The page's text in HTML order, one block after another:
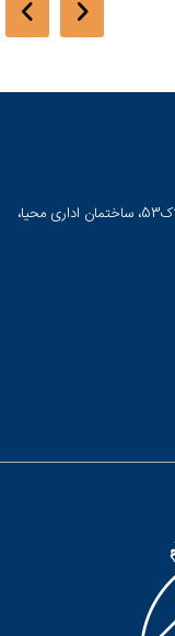
تهران، خیابان شهید مطهری، بعد از تقاطع سهروردی، پلاک53، ساختمان اداری محیا،